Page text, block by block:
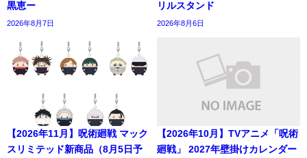
黒恵ー
2026年8月7日
リルスタンド
2026年8月6日
【2026年11月】呪術廻戦 マック
スリミテッド新商品（8月5日予
【2026年10月】TVアニメ「呪術
廻戦」 2027年壁掛けカレンダー